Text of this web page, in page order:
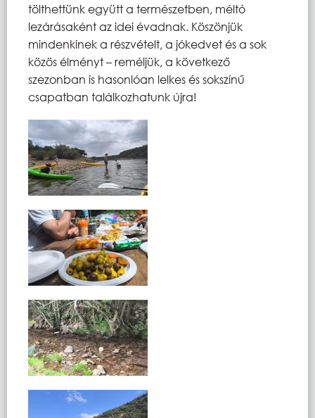
tölthettünk együtt a természetben, méltó
lezárásaként az idei évadnak. Köszönjük
mindenkinek a részvételt, a jókedvet és a sok
közös élményt – reméljük, a következő
szezonban is hasonlóan lelkes és sokszínű
csapatban találkozhatunk újra!